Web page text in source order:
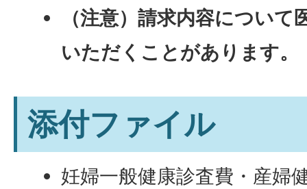
（注意）請求内容につい
いただくことがあります。
添付ファイル
妊婦一般健康診査費・産婦